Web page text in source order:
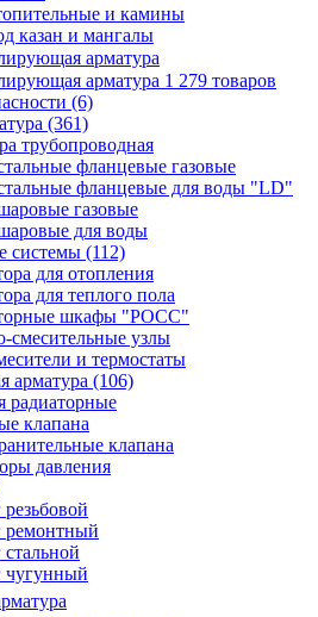
и камины
казан и мангалы
арматура
арматура 1 279 товаров
(6)
(361)
трубопроводная
фланцевые газовые
фланцевые для воды "LD"
газовые
для воды
системы (112)
для отопления
для теплого пола
шкафы "РОСС"
смесительные узлы
и термостаты
арматура (106)
радиаторные
клапана
клапана
давления